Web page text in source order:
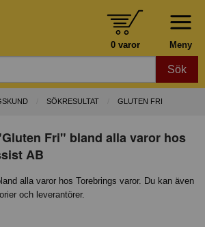
Meny
0 varor
Sök
SÖKRESULTAT GLUTEN FRI
Fri" bland alla varor hos
AB
alla varor hos Torebrings varor. Du kan även
och leverantörer.